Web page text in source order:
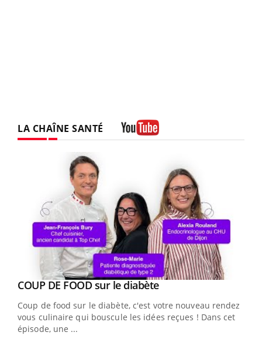
LA CHAÎNE SANTÉ
Youtube
COUP DE FOOD sur le diabèteYoutube
Coup de food sur le diabète, c'est votre nouveau rendez-
vous culinaire qui bouscule les idées reçues ! Dans cet
épisode, une ...